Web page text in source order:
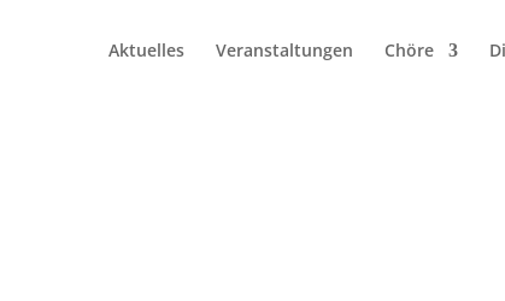
Aktuelles Veranstaltungen Chöre